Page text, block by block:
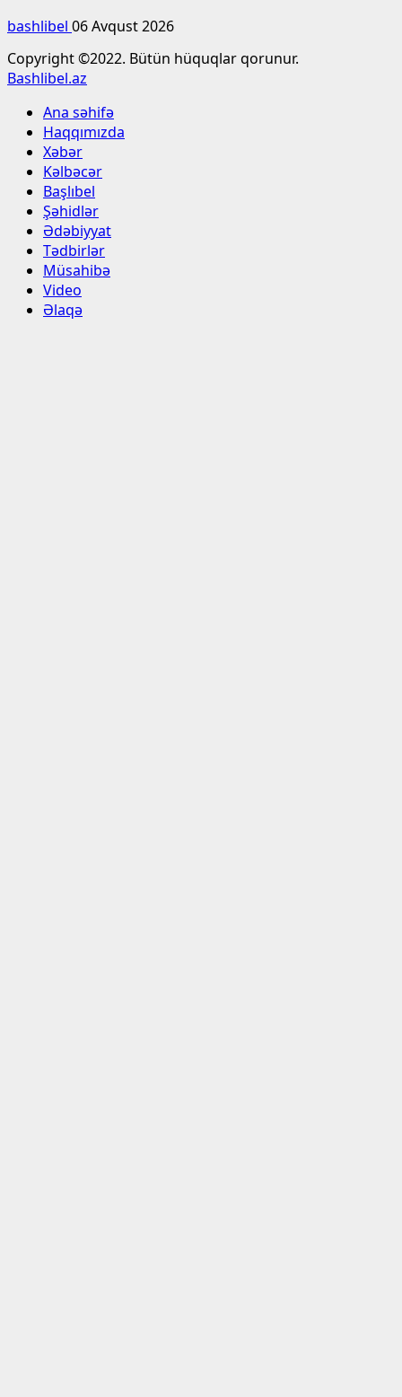
bashlibel 06 Avqust 2026
Copyright ©2022. Bütün hüquqlar qorunur.
Bashlibel.az
Ana səhifə
Haqqımızda
Xəbər
Kəlbəcər
Başlıbel
Şəhidlər
Ədəbiyyat
Tədbirlər
Müsahibə
Video
Əlaqə